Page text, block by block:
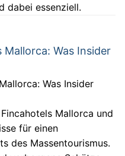
dabei essenziell.
Was Insider
Mallorca und
für einen
des Massentourismus.